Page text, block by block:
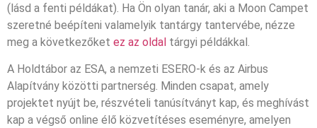
(lásd a fenti példákat). Ha Ön olyan tanár, aki a Moon Campet
szeretné beépíteni valamelyik tantárgy tantervébe, nézze
meg a következőket ez az oldal tárgyi példákkal.
A Holdtábor az ESA, a nemzeti ESERO-k és az Airbus
Alapítvány közötti partnerség. Minden csapat, amely
projektet nyújt be, részvételi tanúsítványt kap, és meghívást
kap a végső online élő közvetítéses eseményre, amelyen